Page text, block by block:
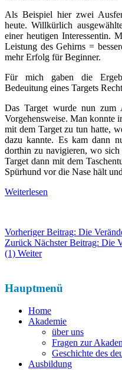
Als Beispiel hier zwei
heute. Willkürlich
einer heutigen Interessentin.
Leistung des Gehirns =
mehr Erfolg für Beginner.
Für mich gaben die
Bedeuitung eines Targets
Das Target wurde nun zum
Vorgehensweise. Man konnte
mit dem Target zu tun hatte,
dazu kannte. Es kam dann
dorthin zu navigieren, wo
Target dann mit dem
Spürhund vor die Nase hält
Weiterlesen
Vorheriger Beitrag: Die
Zurück Nächster Beitrag: Die
(1) Weiter
Hauptmenü
Home
Akademie
über uns
Fragen zur
Geschichte des
Ausbildung